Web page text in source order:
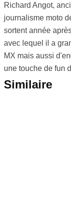
Richard Angot,
journalisme moto
sortent année
avec lequel il a
MX mais aussi
une touche de fun
Similaire